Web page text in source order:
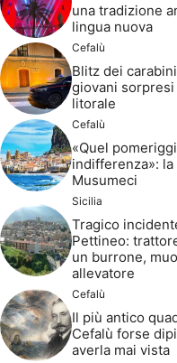
una tradizione
lingua nuova
Cefalù
Blitz dei
giovani
litorale
Cefalù
«Quel
indifferenza»:
Musumeci
Sicilia
Tragico
Pettineo:
un burrone,
allevatore
Cefalù
Il più antico
Cefalù forse
averla mai vista